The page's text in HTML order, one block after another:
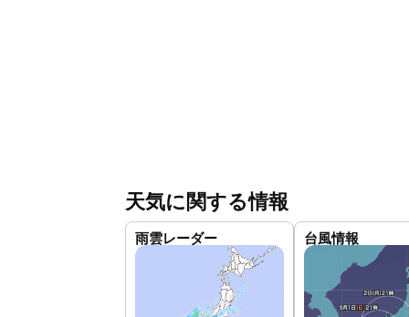
天気に関する情報
雨雲レーダー 台風情報